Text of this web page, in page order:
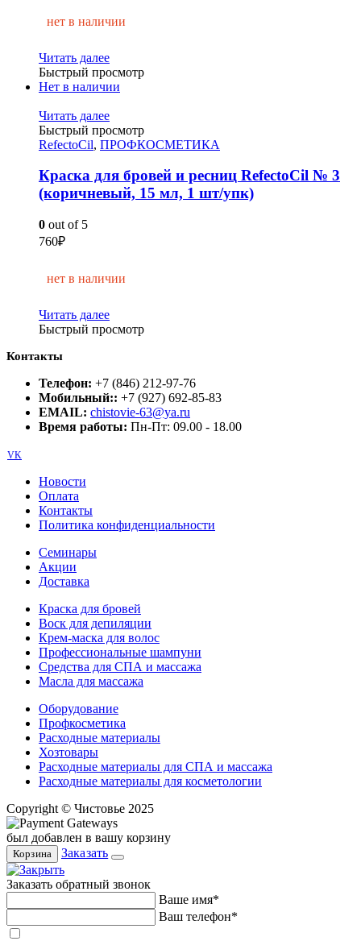
нет в наличии
Читать далее
Быстрый просмотр
Нет в наличии
Читать далее
Быстрый просмотр
RefectoCil, ПРОФКОСМЕТИКА
Краска для бровей и ресниц RefectoCil № 3
(коричневый, 15 мл, 1 шт/упк)
0 out of 5
760₽
нет в наличии
Читать далее
Быстрый просмотр
Контакты
Телефон: +7 (846) 212-97-76
Мобильный:: +7 (927) 692-85-83
EMAIL: chistovie-63@ya.ru
Время работы: Пн-Пт: 09.00 - 18.00
VK
Новости
Оплата
Контакты
Политика конфиденциальности
Семинары
Акции
Доставка
Краска для бровей
Воск для депиляции
Крем-маска для волос
Профессиональные шампуни
Средства для СПА и массажа
Масла для массажа
Оборудование
Профкосметика
Расходные материалы
Хозтовары
Расходные материалы для СПА и массажа
Расходные материалы для косметологии
Copyright © Чистовье 2025
был добавлен в вашу корзину
Корзина Заказать
Заказать обратный звонок
Ваше имя*
Ваш телефон*